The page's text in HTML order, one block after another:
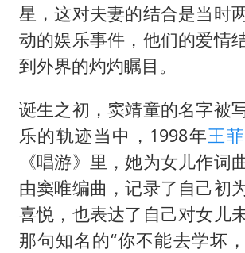
星，这对夫妻的结合是当时
动的娱乐事件，他们的爱情
到外界的灼灼瞩目。
诞生之初，窦靖童的名字被
乐的轨迹当中，1998年王菲
《唱游》里，她为女儿作词
由窦唯编曲，记录了自己初
喜悦，也表达了自己对女儿
那句知名的“你不能去学坏